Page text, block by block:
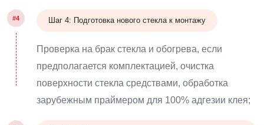
#4 Шаг 4: Подготовка нового стекла к монтажу
Проверка на брак стекла и обогрева, если
предполагается комплектацией, очистка
поверхности стекла средствами, обработка
зарубежным праймером для 100% адгезии клея;